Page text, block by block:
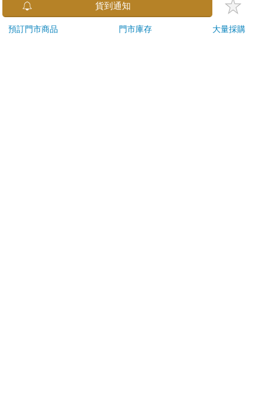
若非上列種類商品，均享有到貨7天的猶豫期（含例假
貨到通知
預訂門市商品 門市庫存 大量採購